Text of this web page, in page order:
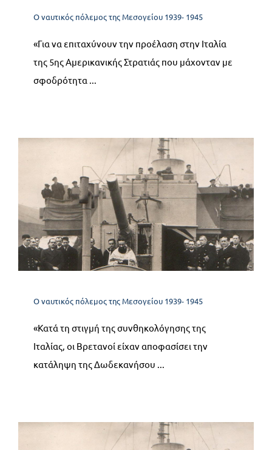
Ο ναυτικός πόλεμος της Μεσογείου 1939- 1945
«Για να επιταχύνουν την προέλαση στην Ιταλία
της 5ης Αμερικανικής Στρατιάς που μάχονταν με
σφοδρότητα ...
12.1 Οι επιχειρήσεις της
Δωδεκανήσου
Ο ναυτικός πόλεμος της Μεσογείου 1939- 1945
«Κατά τη στιγμή της συνθηκολόγησης της
Ιταλίας, οι Βρετανοί είχαν αποφασίσει την
κατάληψη της Δωδεκανήσου ...